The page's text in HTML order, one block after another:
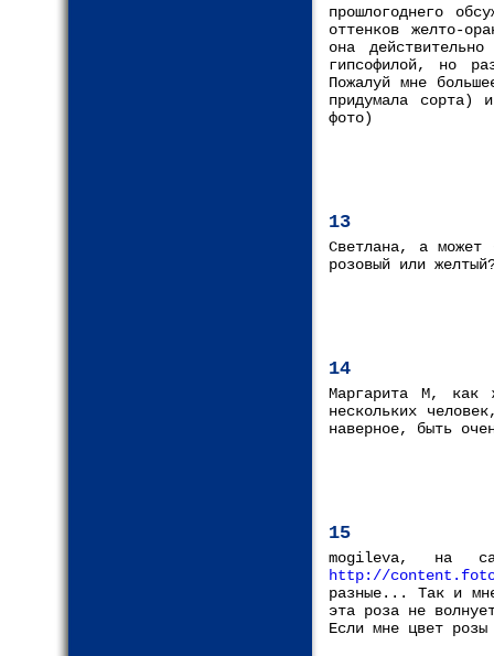
прошлогоднего
оттенков желто-
она
гипсофилой, но
Пожалуй мне
придумала сорта)
фото)
13
Светлана, а
розовый или
14
Маргарита М,
нескольких
наверное, быть
15
mogileva, на
http://
разные... Так и
эта роза не
Если мне цвет